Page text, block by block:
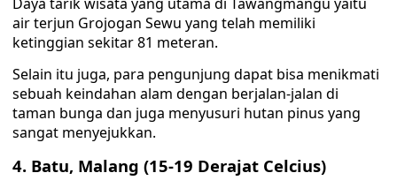
air terjun Grojogan Sewu yang telah memiliki
ketinggian sekitar 81 meteran.
Selain itu juga, para pengunjung dapat bisa menikmati
sebuah keindahan alam dengan berjalan-jalan di
taman bunga dan juga menyusuri hutan pinus yang
sangat menyejukkan.
4. Batu, Malang (15-19 Derajat Celcius)